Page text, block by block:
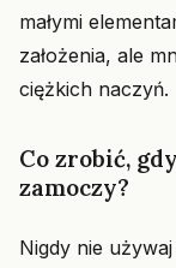
małymi
założenia, ale
ciężkich naczyń.
Co zrobić,
zamoczy?
Nigdy nie